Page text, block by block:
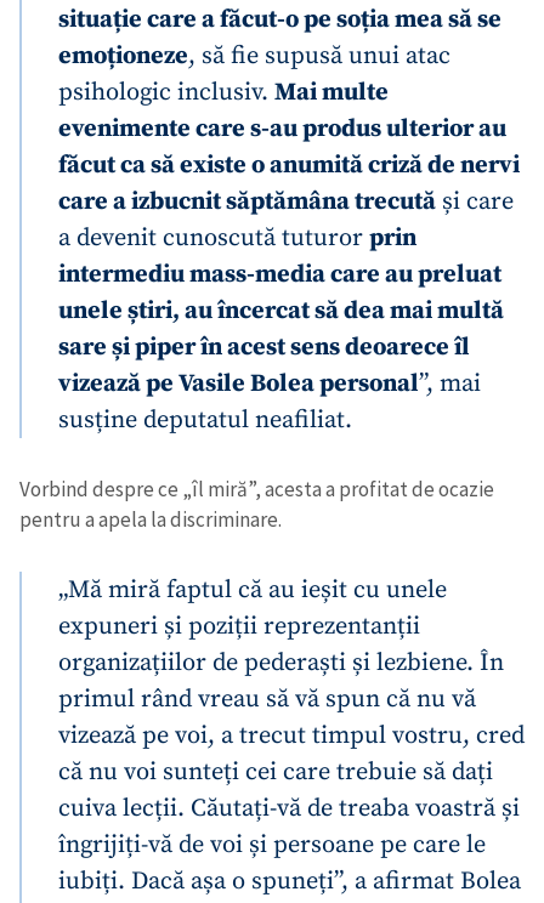
situație care a făcut-o pe soția mea să se
emoționeze, să fie supusă unui atac
psihologic inclusiv. Mai multe
evenimente care s-au produs ulterior au
făcut ca să existe o anumită criză de nervi
care a izbucnit săptămâna trecută și care
a devenit cunoscută tuturorprin
intermediu mass-media care au preluat
unele știri, au încercat să dea mai multă
sare și piper în acest sens deoarece îl
vizează pe Vasile Bolea personal”, mai
susține deputatul neafiliat.
Vorbind despre ce „îl miră”, acesta a profitat de ocazie
pentru a apela la discriminare.
„Mă miră faptul că au ieșit cu unele
expuneri și poziții reprezentanții
organizațiilor de pederaști și lezbiene. În
primul rând vreau să vă spun că nu vă
vizează pe voi, a trecut timpul vostru, cred
că nu voi sunteți cei care trebuie să dați
cuiva lecții. Căutați-vă de treaba voastră și
îngrijiți-vă de voi și persoane pe care le
iubiți. Dacă așa o spuneți”, a afirmat Bolea